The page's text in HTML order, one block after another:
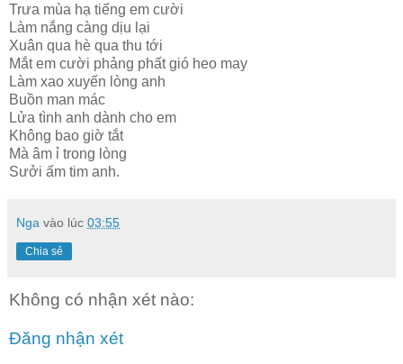
Trưa mùa hạ tiếng em cười
Làm nắng càng dịu lại
Xuân qua hè qua thu tới
Mắt em cười phảng phất gió heo may
Làm xao xuyến lòng anh
Buồn man mác
Lửa tình anh dành cho em
Không bao giờ tắt
Mà âm ỉ trong lòng
Sưởi ấm tim anh.
Nga vào lúc 03:55
Chia sẻ
Không có nhận xét nào:
Đăng nhận xét